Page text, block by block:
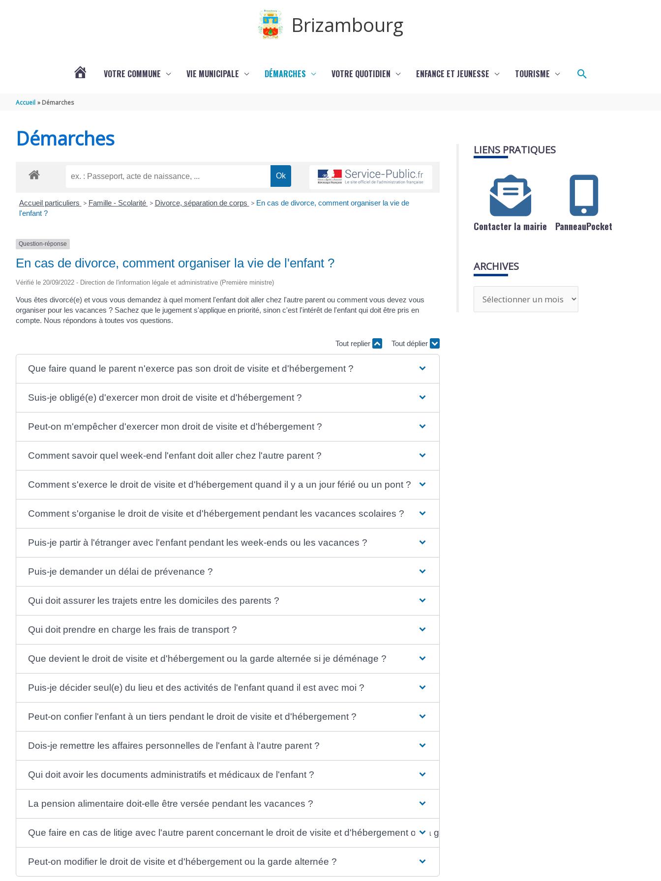
Brizambourg
VOTRE COMMUNE VIE MUNICIPALE DÉMARCHES VOTRE QUOTIDIEN ENFANCE ET JEUNESSE TOURISME Rechercher
Accueil Démarches
Démarches
Accueil particuliers > Famille - Scolarité > Divorce, séparation de corps > En cas de divorce, comment organiser la vie de
l'enfant ?
Question-réponse
En cas de divorce, comment organiser la vie de l'enfant ?
Vérifié le 20/09/2022 - Direction de l'information légale et administrative (Première ministre)
Vous êtes divorcé(e) et vous vous demandez à quel moment l'enfant doit aller chez l'autre parent ou comment vous devez vous
organiser pour les vacances ? Sachez que le jugement s'applique en priorité, sinon c'est l'intérêt de l'enfant qui doit être pris en
compte. Nous répondons à toutes vos questions.
Tout replier Tout déplier
Que faire quand le parent n'exerce pas son droit de visite et d'hébergement ?
Suis-je obligé(e) d'exercer mon droit de visite et d'hébergement ?
Peut-on m'empêcher d'exercer mon droit de visite et d'hébergement ?
Comment savoir quel week-end l'enfant doit aller chez l'autre parent ?
Comment s'exerce le droit de visite et d'hébergement quand il y a un jour férié ou un pont ?
Comment s'organise le droit de visite et d'hébergement pendant les vacances scolaires ?
Puis-je partir à l'étranger avec l'enfant pendant les week-ends ou les vacances ?
Puis-je demander un délai de prévenance ?
Qui doit assurer les trajets entre les domiciles des parents ?
Qui doit prendre en charge les frais de transport ?
Que devient le droit de visite et d'hébergement ou la garde alternée si je déménage ?
Puis-je décider seul(e) du lieu et des activités de l'enfant quand il est avec moi ?
Peut-on confier l'enfant à un tiers pendant le droit de visite et d'hébergement ?
Dois-je remettre les affaires personnelles de l'enfant à l'autre parent ?
Qui doit avoir les documents administratifs et médicaux de l'enfant ?
La pension alimentaire doit-elle être versée pendant les vacances ?
Que faire en cas de litige avec l'autre parent concernant le droit de visite et d'hébergement ou la garde alternée ?
Peut-on modifier le droit de visite et d'hébergement ou la garde alternée ?
LIENS PRATIQUES
Contacter la mairie PanneauPocket
ARCHIVES
r